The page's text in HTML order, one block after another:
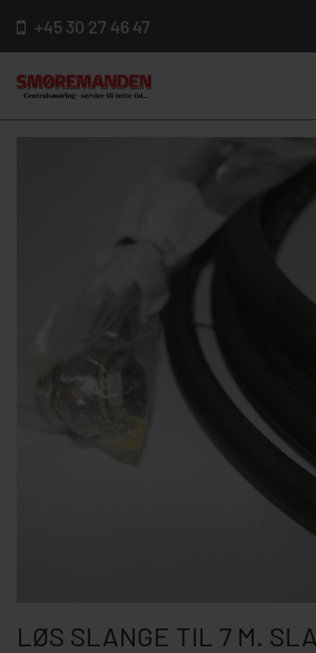
+45 30 27 46 47
LØS SLANGE TIL 7 M.